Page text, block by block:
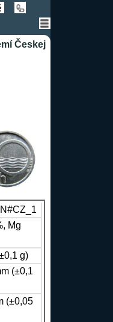
Českej
Mg
g)
(±0,1
(±0,05